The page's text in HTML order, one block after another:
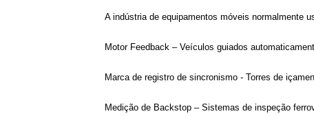
A indústria de equipamentos móveis normalmente
Motor Feedback – Veículos guiados
Marca de registro de sincronismo - Torres de
Medição de Backstop – Sistemas de inspeção